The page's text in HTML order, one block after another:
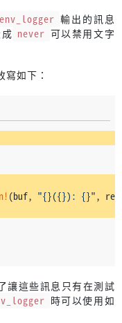
env_logger 輸出的訊息
never 可以禁用文字
如下：
(buf, "{}({}): {}",
讓這些訊息只有在測試
時可以使用如